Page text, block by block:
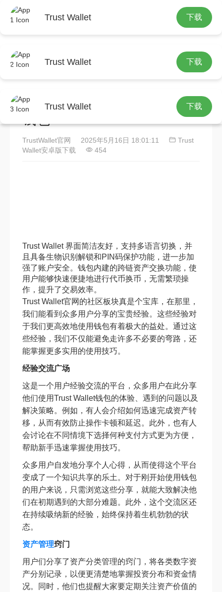
Trust Wallet 下载
Trust Wallet 下载
Trust Wallet 下载
用户经验分享助力高效使用
TrustWallet官网 2025年5月16日 18:01:11
Trust
Wallet安卓版下载
454
Trust Wallet 界面简洁友好，支持多语言切换，并
且具备生物识别解锁和PIN码保护功能，进一步加
强了账户安全。钱包内建的跨链资产交换功能，使
用户能够快速便捷地进行代币换币，无需繁琐操
作，提升了交易效率。
Trust Wallet官网的社区板块真是个宝库，在那里，
我们能看到众多用户分享的宝贵经验。这些经验对
于我们更高效地使用钱包有着极大的益处。通过这
些经验，我们不仅能避免走许多不必要的弯路，还
能掌握更多实用的使用技巧。
经验交流广场
这是一个用户经验交流的平台，众多用户在此分享
他们使用Trust Wallet钱包的体验、遇到的问题以及
解决策略。例如，有人会介绍如何迅速完成资产转
移，从而有效防止操作卡顿和延迟。此外，也有人
会讨论在不同情境下选择何种支付方式更为方便，
帮助新手迅速掌握使用技巧。
众多用户自发地分享个人心得，从而使得这个平台
变成了一个知识共享的乐土。对于刚开始使用钱包
的用户来说，只需浏览这些分享，就能大致解决他
们在初期遇到的大部分难题。此外，这个交流区还
在持续吸纳新的经验，始终保持着生机勃勃的状
态。
资产管理窍门
用户们分享了资产分类管理的窍门，将各类数字资
产分别记录，以便更清楚地掌握投资分布和资金情
况。同时，他们也提醒大家要定期关注资产价值的